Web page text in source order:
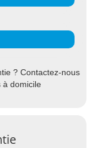
? Contactez-nous
domicile